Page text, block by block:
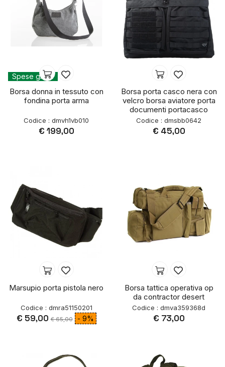
Spese gratis
Borsa donna in tessuto con
fondina porta arma
Codice : dmvh1vb010
€ 199,00
Borsa porta casco nera con
velcro borsa aviatore porta
documenti portacasco
Codice : dmsbb0642
€ 45,00
Marsupio porta pistola nero
Codice : dmra51150201
€ 59,00 € 65,00 - 9%
Borsa tattica operativa op
da contractor desert
Codice : dmva359368d
€ 73,00